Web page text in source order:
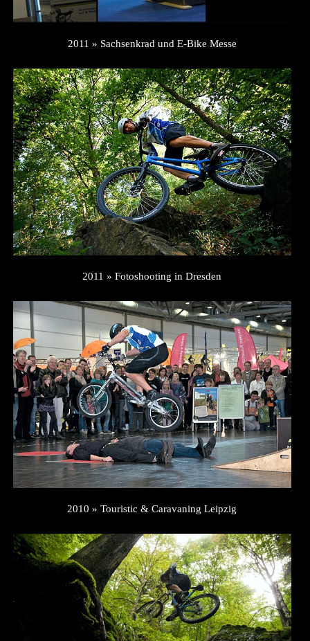
2011 » Sachsenkrad und E-Bike Messe
2011 » Fotoshooting in Dresden
2010 » Touristic & Caravaning Leipzig